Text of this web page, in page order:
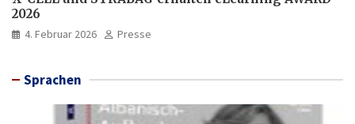
2026
4. Februar 2026 Presse
Sprachen